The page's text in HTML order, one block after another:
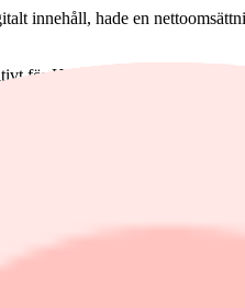
innehåll, hade en
för Hoodin i flera
att effektivisera Post Market
och narkotika,
2020, i likhet med
orderboken uppgick till 0,5
har redan börjat leverera